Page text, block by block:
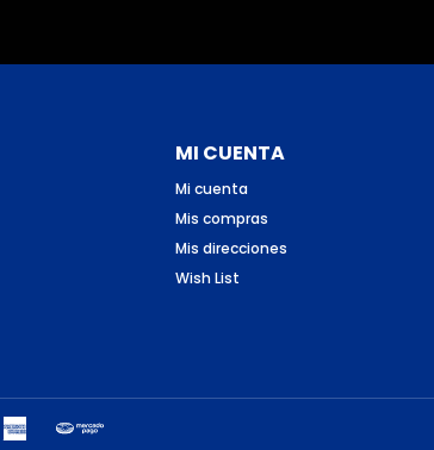
MI CUENTA
Mi cuenta
Mis compras
Mis direcciones
Wish List